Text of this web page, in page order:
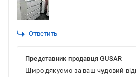
Ответить
Представник продавця GUSAR
Щиро дякуємо за ваш чудовий